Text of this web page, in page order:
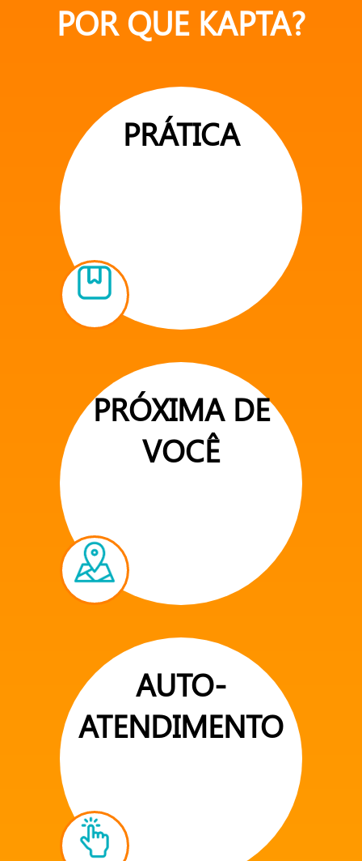
POR QUE KAPTA?
PRÁTICA
PRÓXIMA DE
VOCÊ
AUTO-
ATENDIMENTO